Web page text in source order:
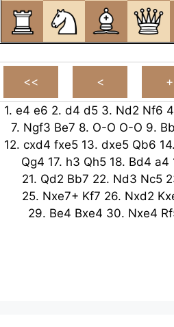
1. e4 e6 2. d4 d5 3. Nd2 Nf6
7. Ngf3 Be7 8. O-O O-O 9.
12. cxd4 fxe5 13. dxe5 Qb6 14.
Qg4 17. h3 Qh5 18. Bd4 a4
21. Qd2 Bb7 22. Nd3 Nc5
25. Nxe7+ Kf7 26. Nxd2
29. Be4 Bxe4 30. Nxe4